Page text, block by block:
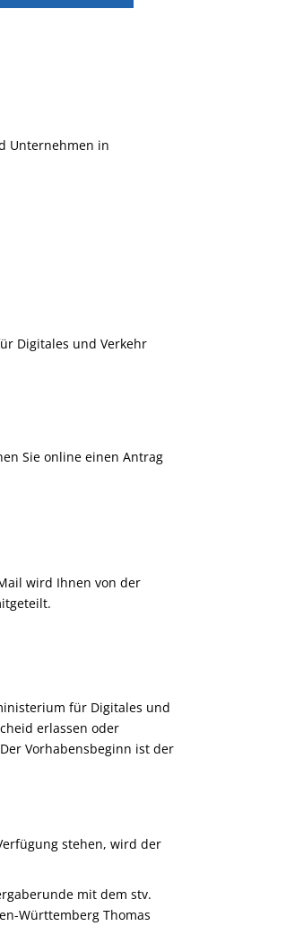
Unternehmen in
Digitales und Verkehr
Sie online einen Antrag
wird Ihnen von der
für Digitales und
erlassen oder
Vorhabensbeginn ist der
stehen, wird der
mit dem stv.
Württemberg Thomas